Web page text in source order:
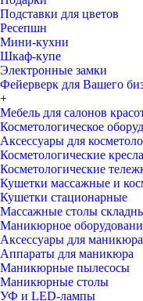
Подставки для цветов
Ресепшн
Мини-кухни
Шкаф-купе
Электронные замки
Фейерверк для Вашего
+
Мебель для салонов
Косметологическое
Аксессуары для
Косметологические кресла
Косметологические
Кушетки массажные и
Кушетки стационарные
Массажные столы
Маникюрное
Аксессуары для маникюра
Аппараты для маникюра
Маникюрные пылесосы
Маникюрные столы
УФ и LED-лампы